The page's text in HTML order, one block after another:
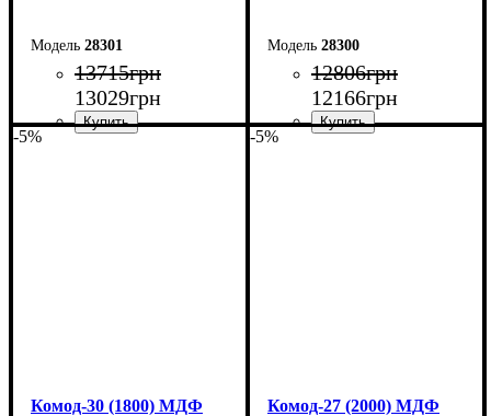
28301
13715грн
13029грн
28300
12806грн
12166грн
-5%
Комод-30 (1800) МДФ
-5%
Комод-27 (2000) МДФ